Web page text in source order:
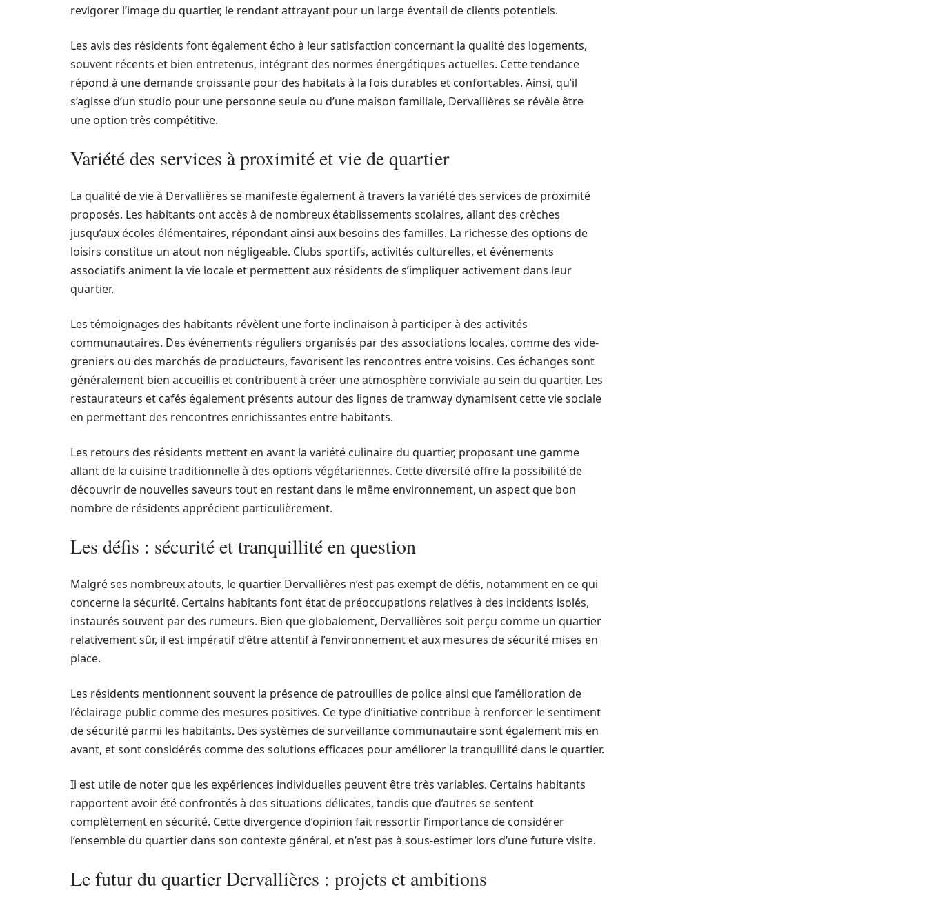
revigorer l’image du quartier, le rendant attrayant pour un large éventail de clients potentiels.
Les avis des résidents font également écho à leur satisfaction concernant la qualité des logements,
souvent récents et bien entretenus, intégrant des normes énergétiques actuelles. Cette tendance
répond à une demande croissante pour des habitats à la fois durables et confortables. Ainsi, qu’il
s’agisse d’un studio pour une personne seule ou d’une maison familiale, Dervallières se révèle être
une option très compétitive.
Variété des services à proximité et vie de quartier
La qualité de vie à Dervallières se manifeste également à travers la variété des services de proximité
proposés. Les habitants ont accès à de nombreux établissements scolaires, allant des crèches
jusqu’aux écoles élémentaires, répondant ainsi aux besoins des familles. La richesse des options de
loisirs constitue un atout non négligeable. Clubs sportifs, activités culturelles, et événements
associatifs animent la vie locale et permettent aux résidents de s’impliquer activement dans leur
quartier.
Les témoignages des habitants révèlent une forte inclinaison à participer à des activités
communautaires. Des événements réguliers organisés par des associations locales, comme des vide-
greniers ou des marchés de producteurs, favorisent les rencontres entre voisins. Ces échanges sont
généralement bien accueillis et contribuent à créer une atmosphère conviviale au sein du quartier. Les
restaurateurs et cafés également présents autour des lignes de tramway dynamisent cette vie sociale
en permettant des rencontres enrichissantes entre habitants.
Les retours des résidents mettent en avant la variété culinaire du quartier, proposant une gamme
allant de la cuisine traditionnelle à des options végétariennes. Cette diversité offre la possibilité de
découvrir de nouvelles saveurs tout en restant dans le même environnement, un aspect que bon
nombre de résidents apprécient particulièrement.
Les défis : sécurité et tranquillité en question
Malgré ses nombreux atouts, le quartier Dervallières n’est pas exempt de défis, notamment en ce qui
concerne la sécurité. Certains habitants font état de préoccupations relatives à des incidents isolés,
instaurés souvent par des rumeurs. Bien que globalement, Dervallières soit perçu comme un quartier
relativement sûr, il est impératif d’être attentif à l’environnement et aux mesures de sécurité mises en
place.
Les résidents mentionnent souvent la présence de patrouilles de police ainsi que l’amélioration de
l’éclairage public comme des mesures positives. Ce type d’initiative contribue à renforcer le sentiment
de sécurité parmi les habitants. Des systèmes de surveillance communautaire sont également mis en
avant, et sont considérés comme des solutions efficaces pour améliorer la tranquillité dans le quartier.
Il est utile de noter que les expériences individuelles peuvent être très variables. Certains habitants
rapportent avoir été confrontés à des situations délicates, tandis que d’autres se sentent
complètement en sécurité. Cette divergence d’opinion fait ressortir l’importance de considérer
l’ensemble du quartier dans son contexte général, et n’est pas à sous-estimer lors d’une future visite.
Le futur du quartier Dervallières : projets et ambitions